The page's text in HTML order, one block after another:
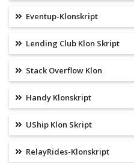
Eventup-Klonskript
Lending Club Klon Skript
Stack Overflow Klon
Handy Klonskript
UShip Klon Skript
RelayRides-Klonskript